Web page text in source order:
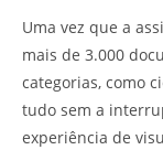
Uma vez que a
mais de 3.000
categorias, como
tudo sem a
experiência de